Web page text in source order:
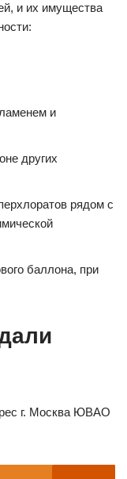
и их имущества
и
других
рядом с
баллона, при
г. Москва ЮВАО